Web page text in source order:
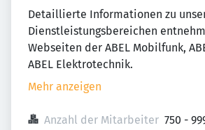
Detaillierte Informationen zu
Dienstleistungsbereichen
Webseiten der ABEL Mobilfunk,
ABEL Elektrotechnik.
Mehr anzeigen
Anzahl der Mitarbeiter 750 -